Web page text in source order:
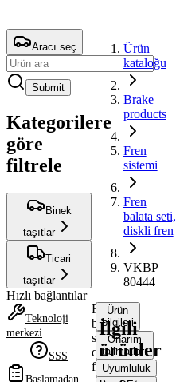
Aracı seç
Submit
Kategorilere
göre
filtrele
Binek
taşıtlar
Ticari
taşıtlar
Hızlı bağlantılar
Teknoloji
merkezi
SSS
Başlamadan
Ürün
kataloğu
Brake
products
Fren
sistemi
Fren
balata seti,
diskli fren
VKBP
80444
Fren
balata
seti,
diskli
fren
Ürün
bilgileri
Onarım
talimatları
Uyumluluk
İlgili
ürünler